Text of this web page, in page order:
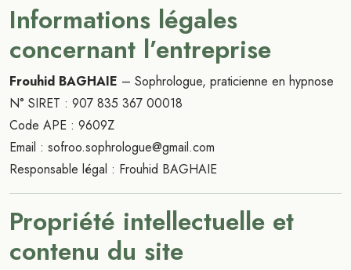
Informations légales
concernant l’entreprise
Frouhid BAGHAIE – Sophrologue, praticienne en hypnose
N° SIRET : 907 835 367 00018
Code APE : 9609Z
Email : sofroo.sophrologue@gmail.com
Responsable légal : Frouhid BAGHAIE
Propriété intellectuelle et
contenu du site